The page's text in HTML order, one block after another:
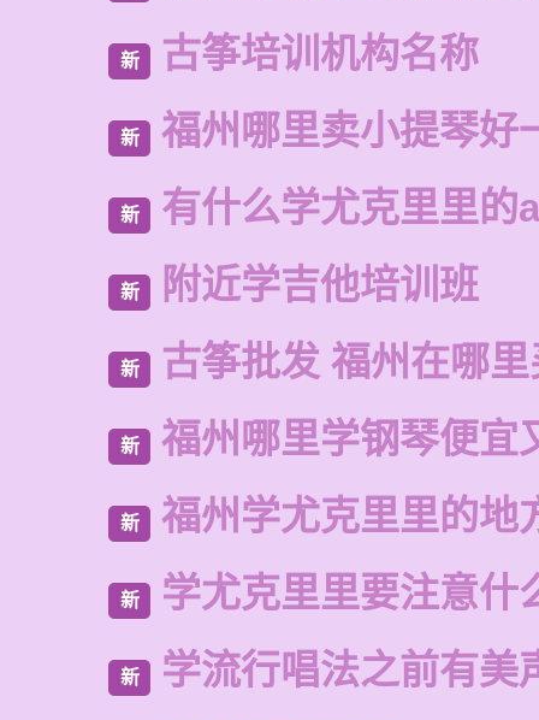
新 古筝培训机构名称
新 福州哪里卖小提琴好
新 有什么学尤克里里的
新 附近学吉他培训班
新 古筝批发 福州在哪
新 福州哪里学钢琴便宜
新 福州学尤克里里的地
新 学尤克里里要注意什
新 学流行唱法之前有美